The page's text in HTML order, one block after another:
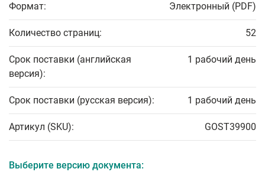
Формат: Электронный (PDF)
Количество страниц: 52
Срок поставки (английская
версия):
1 рабочий день
Срок поставки (русская версия): 1 рабочий день
Артикул (SKU): GOST39900
Выберите версию документа: